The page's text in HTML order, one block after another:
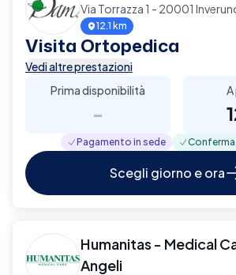
Via Torrazza 1 - 20001
12.1 km
Visita Ortopedica
Vedi altre prestazioni
Prima disponibilità
-
Pagamento in sede
Scegli giorno e ora
Humanitas - Medical
Angeli